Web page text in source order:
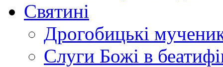
Святині
Дрогобицькі
Слуги Божі в